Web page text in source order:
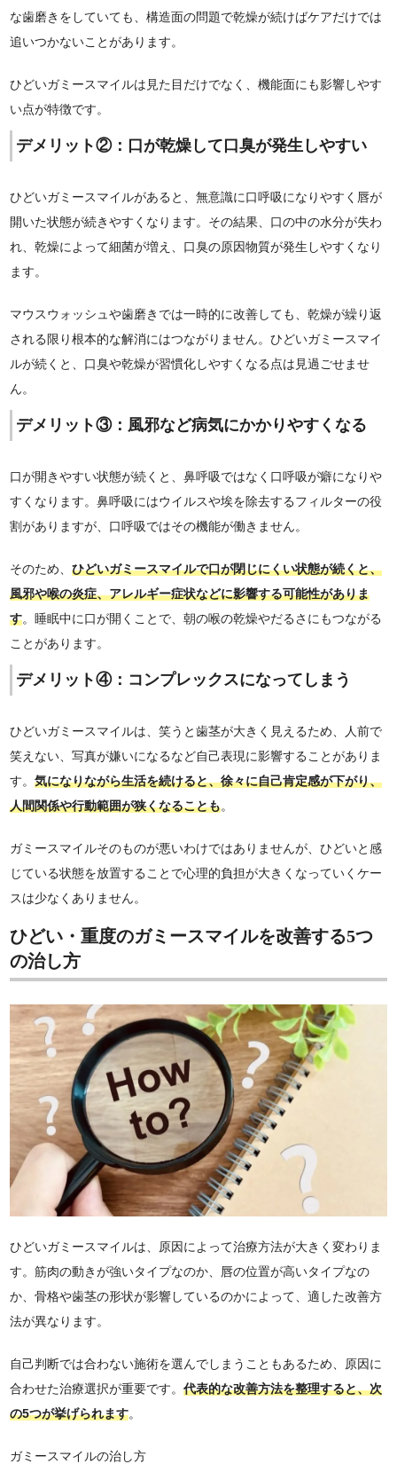
な歯磨きをしていても、構造面の問題で乾燥が続けばケアだけでは
追いつかないことがあります。
ひどいガミースマイルは見た目だけでなく、機能面にも影響しやす
い点が特徴です。
デメリット②：口が乾燥して口臭が発生しやすい
ひどいガミースマイルがあると、無意識に口呼吸になりやすく唇が
開いた状態が続きやすくなります。その結果、口の中の水分が失わ
れ、乾燥によって細菌が増え、口臭の原因物質が発生しやすくなり
ます。
マウスウォッシュや歯磨きでは一時的に改善しても、乾燥が繰り返
される限り根本的な解消にはつながりません。ひどいガミースマイ
ルが続くと、口臭や乾燥が習慣化しやすくなる点は見過ごせませ
ん。
デメリット③：風邪など病気にかかりやすくなる
口が開きやすい状態が続くと、鼻呼吸ではなく口呼吸が癖になりや
すくなります。鼻呼吸にはウイルスや埃を除去するフィルターの役
割がありますが、口呼吸ではその機能が働きません。
そのため、ひどいガミースマイルで口が閉じにくい状態が続くと、
風邪や喉の炎症、アレルギー症状などに影響する可能性がありま
す。睡眠中に口が開くことで、朝の喉の乾燥やだるさにもつながる
ことがあります。
デメリット④：コンプレックスになってしまう
ひどいガミースマイルは、笑うと歯茎が大きく見えるため、人前で
笑えない、写真が嫌いになるなど自己表現に影響することがありま
す。気になりながら生活を続けると、徐々に自己肯定感が下がり、
人間関係や行動範囲が狭くなることも。
ガミースマイルそのものが悪いわけではありませんが、ひどいと感
じている状態を放置することで心理的負担が大きくなっていくケー
スは少なくありません。
ひどい・重度のガミースマイルを改善する5つ
の治し方
ひどいガミースマイルは、原因によって治療方法が大きく変わりま
す。筋肉の動きが強いタイプなのか、唇の位置が高いタイプなの
か、骨格や歯茎の形状が影響しているのかによって、適した改善方
法が異なります。
自己判断では合わない施術を選んでしまうこともあるため、原因に
合わせた治療選択が重要です。代表的な改善方法を整理すると、次
の5つが挙げられます。
ガミースマイルの治し方